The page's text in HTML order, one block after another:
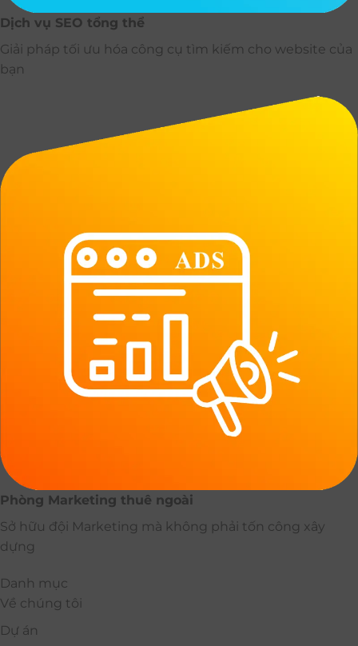
Dịch vụ SEO tổng thể
Giải pháp tối ưu hóa công cụ tìm kiếm cho website của
bạn
Phòng Marketing thuê ngoài
Sở hữu đội Marketing mà không phải tốn công xây
dựng
Danh mục
Về chúng tôi
Dự án